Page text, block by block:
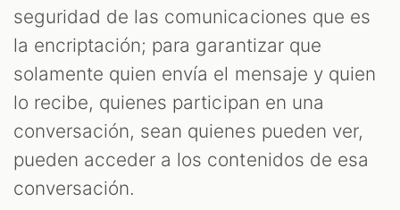
seguridad de las comunicaciones que es
la encriptación; para garantizar que
solamente quien envía el mensaje y quien
lo recibe, quienes participan en una
conversación, sean quienes pueden ver,
pueden acceder a los contenidos de esa
conversación.